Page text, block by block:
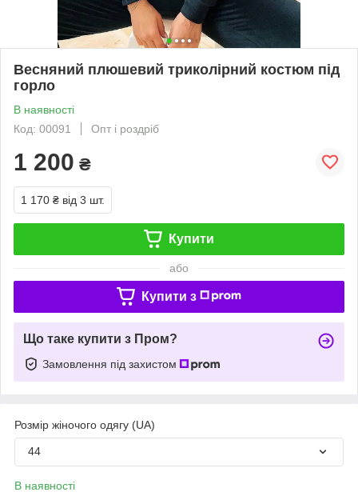
Весняний плюшевий триколірний костюм під
горло
В наявності
Код: 00091
Опт і роздріб
1 200 ₴
1 170 ₴ від 3 шт.
Купити
або
Купити з
Що таке купити з Пром?
Замовлення під захистом
Розмір жіночого одягу (UA)
44
В наявності